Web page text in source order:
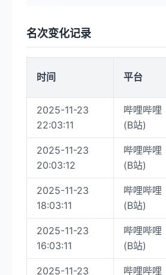
名次变化记录
时间 平台
2025-11-23
22:03:11
哔哩哔哩
(B站)
2025-11-23
20:03:12
哔哩哔哩
(B站)
2025-11-23
18:03:11
哔哩哔哩
(B站)
2025-11-23
16:03:11
哔哩哔哩
(B站)
2025-11-23
哔哩哔哩